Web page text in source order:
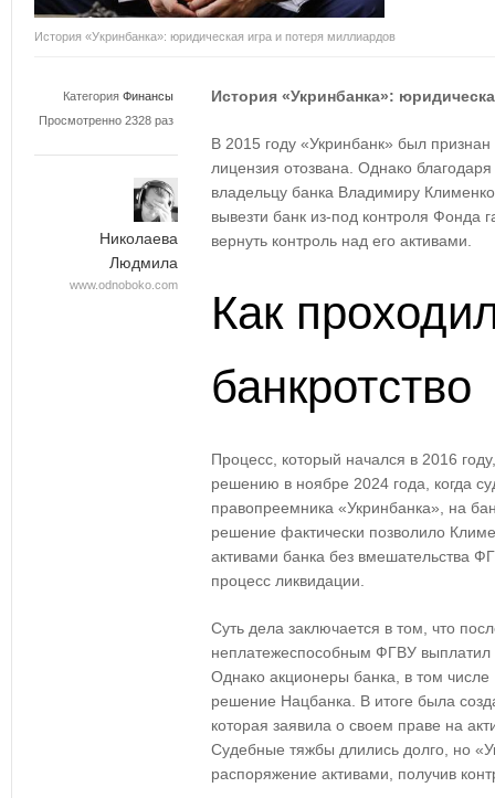
История «Укринбанка»: юридическая игра и потеря миллиардов
Категория Финансы
Просмотренно 2328 раз
Николаева
Людмила
www.odnoboko.com
История «Укринбанка»:
В 2015 году «Укринбанк» был
лицензия отозвана. Однако
владельцу банка Владимиру
вывезти банк из-под контроля Фонда
вернуть контроль над его активами.
Как
банкротство
Процесс, который начался в 2016
решению в ноябре 2024 года, когда
правопреемника «Укринбанка», на
решение фактически позволило
активами банка без вмешательства
процесс ликвидации.
Суть дела заключается в том, что
неплатежеспособным ФГВУ выплатил
Однако акционеры банка, в том
решение Нацбанка. В итоге была
которая заявила о своем праве на
Судебные тяжбы длились долго, но
распоряжение активами, получив